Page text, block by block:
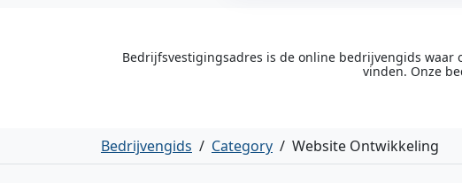
Bedrijfsvestigingsadres is de online bedrijvengids
vinden. Onze
Bedrijvengids / Category / Website Ontwikkeling